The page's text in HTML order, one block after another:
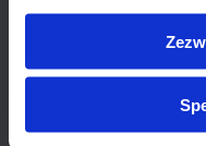
Dla wielu osób
rozwiązaniem. Ważne
zwieść pierwszemu
przeanalizowanie